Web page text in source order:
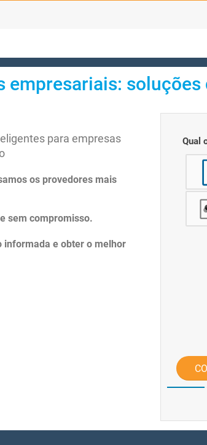
soluções
para empresas
os provedores mais
sem compromisso.
informada e obter o melhor
Qual